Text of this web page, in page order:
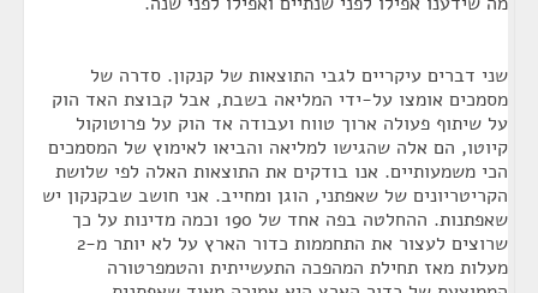
שני דברים עיקריים לגבי התוצאות של קנקון. סדרה של
מסמכים אומצו על-ידי המליאה בשבת, אבל קבוצת האד הוק
על שיתוף פעולה ארוך טווח ועבודה אד הוק על פרוטוקול
קיוטו, הם אלה שהגישו למליאה והביאו לאימוץ של המסמכים
הכי משמעותיים. אנו בודקים את התוצאות האלה לפי שלושת
הקריטריונים של שאפתני, הוגן ומחייב. אני חושב שבקנקון יש
שאפתנות. ההחלטה בפה אחד של 190 וכמה מדינות על כך
שרוצים לעצור את התחממות כדור הארץ על לא יותר מ-2
מעלות מאז תחילת המהפכה התעשייתית והטמפרטורה